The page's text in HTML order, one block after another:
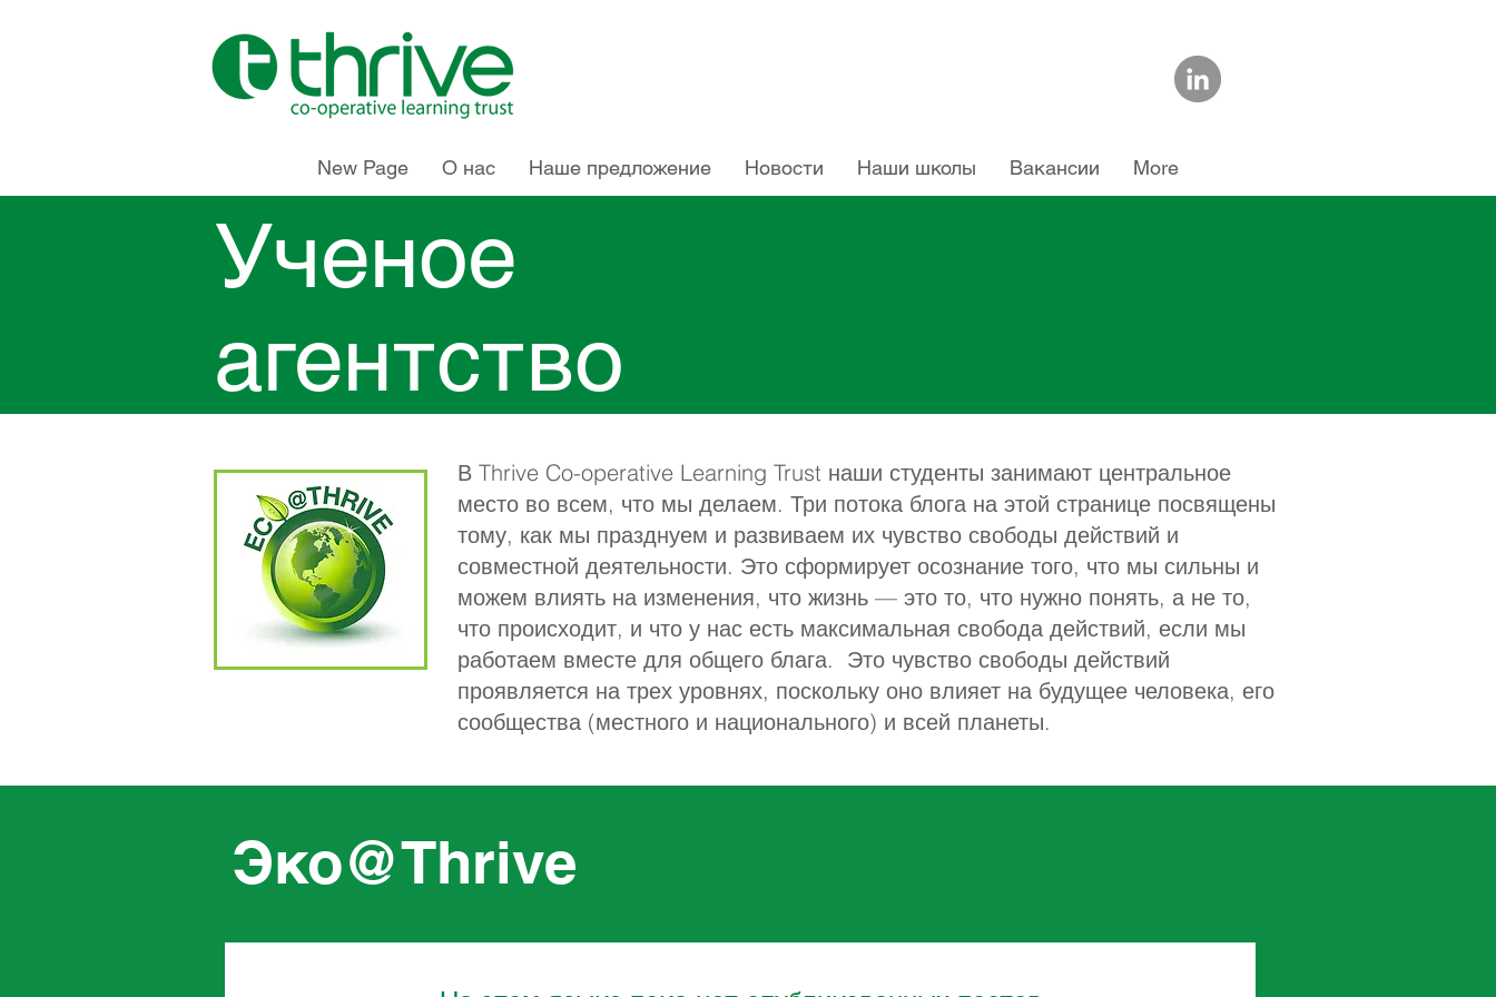
New Page О нас Наше предложение Новости Наши школы Вакансии More
Ученое
агентство
В Thrive Co-operative Learning Trust наши студенты занимают центральное
место во всем, что мы делаем. Три потока блога на этой странице посвящены
тому, как мы празднуем и развиваем их чувство свободы действий и
совместной деятельности. Это сформирует осознание того, что мы сильны и
можем влиять на изменения, что жизнь — это то, что нужно понять, а не то,
что происходит, и что у нас есть максимальная свобода действий, если мы
работаем вместе для общего блага. Это чувство свободы действий
проявляется на трех уровнях, поскольку оно влияет на будущее человека, его
сообщества (местного и национального) и всей планеты.
Эко@Thrive